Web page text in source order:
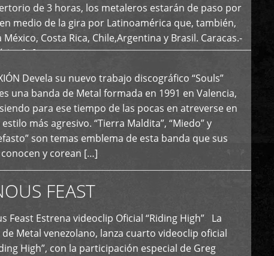
de 3 horas, los metaleros estarán de paso por
medio de la gira por Latinoamérica que, también,
México, Costa Rica, Chile,Argentina y Brasil. Caracas.-
[…]
Devela su nuevo trabajo discográfico “Souls”
una banda de Metal formada en 1991 en Valencia,
para ese tiempo de las pocas en atreverse en
más agresivo. “Tierra Maldita”, “Miedo” y
son temas emblema de esta banda que sus
y corean […]
FEAST
Feast Estrena videoclip Oficial “Riding High” La
Metal venezolano, lanza cuarto videoclip oficial
High”, con la participación especial de Greg